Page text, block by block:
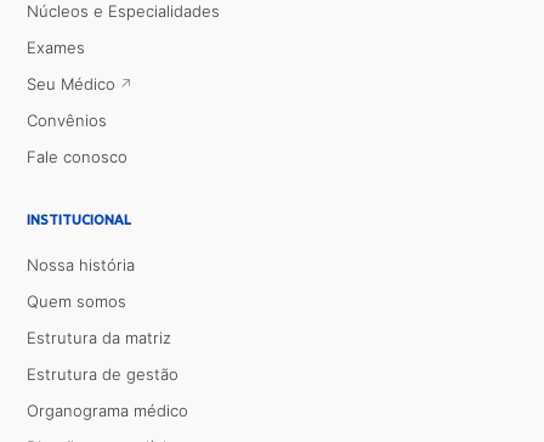
Núcleos e Especialidades
Exames
Seu Médico
Convênios
Fale conosco
INSTITUCIONAL
Nossa história
Quem somos
Estrutura da matriz
Estrutura de gestão
Organograma médico